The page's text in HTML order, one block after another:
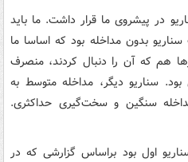
در پیشروی ما قرار داشت. ما باید
بدون مداخله بود که اساسا ما
هم که آن را دنبال کردند، منصرف
سناریو دیگر، مداخله متوسط به
سنگین و سخت‌گیری حداکثری.
اول بود براساس گزارشی که در